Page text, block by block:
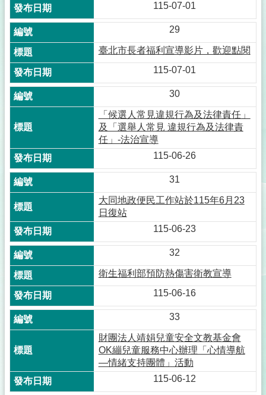
115-07-01
29
臺北市長者福利宣導影片，歡迎點閱
115-07-01
30
「候選人常見違規行為及法律責任」
及「選舉人常見 違規行為及法律責
任」-法治宣導
115-06-26
31
大同地政便民工作站於115年6月23
日復站
115-06-23
32
衛生福利部預防熱傷害衛教宣導
115-06-16
33
財團法人靖娟兒童安全文教基金會
OK繃兒童服務中心辦理「心情導航
—情緒支持團體」活動
115-06-12